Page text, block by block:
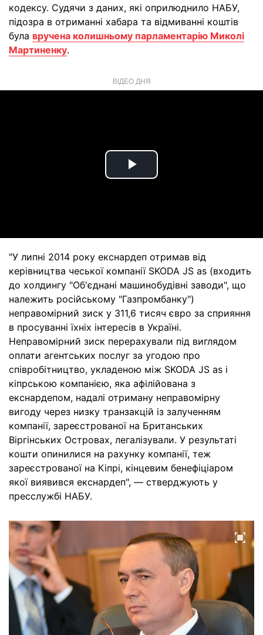
кодексу. Судячи з даних, які оприлюднило НАБУ,
підозра в отриманні хабара та відмиванні коштів
була вручена колишньому парламентарію Миколі
Мартиненку.
ВІДЕО ДНЯ
Play
"У липні 2014 року екснардеп отримав від
керівництва чеської компанії SKODA JS as (входить
до холдингу "Об'єднані машинобудівні заводи", що
належить російському "Газпромбанку")
неправомірний зиск у 311,6 тисяч євро за сприяння
в просуванні їхніх інтересів в Україні.
Неправомірний зиск перерахували під виглядом
оплати агентських послуг за угодою про
співробітництво, укладеною між SKODA JS as і
кіпрською компанією, яка афілійована з
екснардепом, надалі отриману неправомірну
вигоду через низку транзакцій із залученням
компанії, зареєстрованої на Британських
Віргінських Островах, легалізували. У результаті
кошти опинилися на рахунку компанії, теж
зареєстрованої на Кіпрі, кінцевим бенефіціаром
якої виявився екснардеп", — стверджують у
пресслужбі НАБУ.